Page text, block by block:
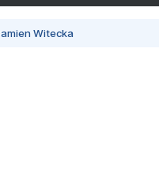
Witecka